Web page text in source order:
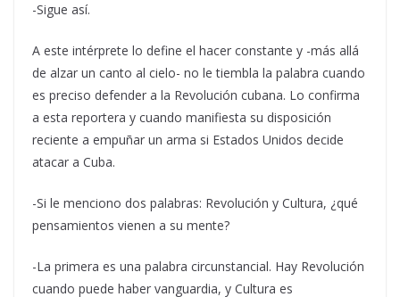
-Sigue así.
A este intérprete lo define el hacer constante y -más allá
de alzar un canto al cielo- no le tiembla la palabra cuando
es preciso defender a la Revolución cubana. Lo confirma
a esta reportera y cuando manifiesta su disposición
reciente a empuñar un arma si Estados Unidos decide
atacar a Cuba.
-Si le menciono dos palabras: Revolución y Cultura, ¿qué
pensamientos vienen a su mente?
-La primera es una palabra circunstancial. Hay Revolución
cuando puede haber vanguardia, y Cultura es